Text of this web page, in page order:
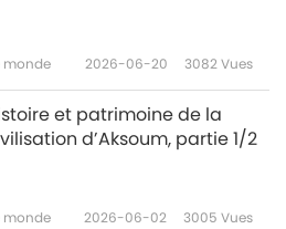
monde 2026-06-20 3082Vues
et patrimoine de la
d’Aksoum, partie 1/2
monde 2026-06-02 3005 Vues